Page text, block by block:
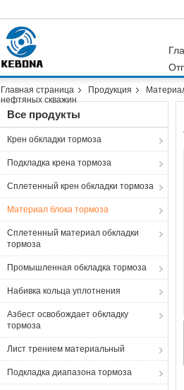
Главная страница Продукция
нефтяных скважин
Все продукты
Крен обкладки тормоза
Подкладка крена тормоза
Сплетенный крен обкладки тормоза
Материал блока тормоза
Сплетенный материал обкладки
тормоза
Промышленная обкладка тормоза
Набивка кольца уплотнения
Азбест освобождает обкладку
тормоза
Лист трением материальный
Подкладка диапазона тормоза